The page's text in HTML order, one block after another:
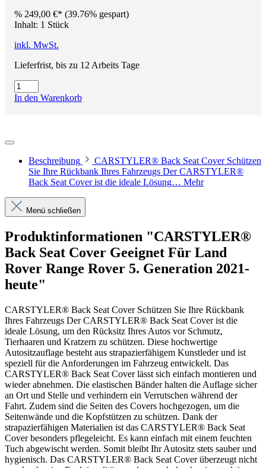
% 249,00 €* (39.76% gespart)
Inhalt: 1 Stück
inkl. MwSt.
Lieferfrist, bis zu 12 Arbeits Tage
In den Warenkorb
Beschreibung
CARSTYLER® Back Seat Cover Schützen
Sie Ihre Rückbank Ihres Fahrzeugs Der CARSTYLER®
Back Seat Cover ist die ideale Lösung… Mehr
Menü schließen
Produktinformationen "CARSTYLER®
Back Seat Cover Geeignet Für Land
Rover Range Rover 5. Generation 2021-
heute"
CARSTYLER® Back Seat Cover Schützen Sie Ihre Rückbank
Ihres Fahrzeugs Der CARSTYLER® Back Seat Cover ist die
ideale Lösung, um den Rücksitz Ihres Autos vor Schmutz,
Tierhaaren und Kratzern zu schützen. Diese hochwertige
Autositzauflage besteht aus strapazierfähigem Kunstleder und ist
speziell für die Anforderungen im Fahrzeug entwickelt. Das
CARSTYLER® Back Seat Cover lässt sich einfach montieren und
wieder abnehmen. Die elastischen Bänder halten die Auflage sicher
an Ort und Stelle und verhindern ein Verrutschen während der
Fahrt. Zudem sind die Seiten des Covers hochgezogen, um die
Seitenwände und die Kopfstützen zu schützen. Dank der
strapazierfähigen Materialien ist das CARSTYLER® Back Seat
Cover besonders pflegeleicht. Es kann einfach mit einem feuchten
Tuch abgewischt werden. Somit bleibt Ihr Autositz stets sauber und
hygienisch. Das CARSTYLER® Back Seat Cover überzeugt nicht